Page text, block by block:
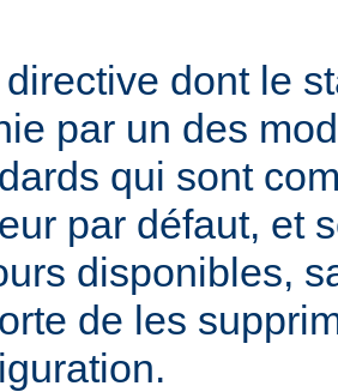
dont le
par un des
qui sont
par défaut, et
disponibles,
de les